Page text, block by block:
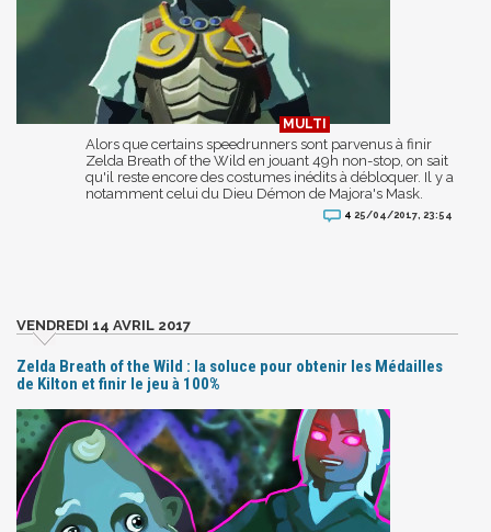
Alors que certains speedrunners sont parvenus à finir
Zelda Breath of the Wild en jouant 49h non-stop, on sait
qu'il reste encore des costumes inédits à débloquer. Il y a
notamment celui du Dieu Démon de Majora's Mask.
4 25/04/2017, 23:54
VENDREDI 14 AVRIL 2017
Zelda Breath of the Wild : la soluce pour obtenir les Médailles
de Kilton et finir le jeu à 100%